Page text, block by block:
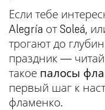
Если тебе
Alegría от Soleá,
трогают до
праздник —
такое палосы
первый шаг к
фламенко.